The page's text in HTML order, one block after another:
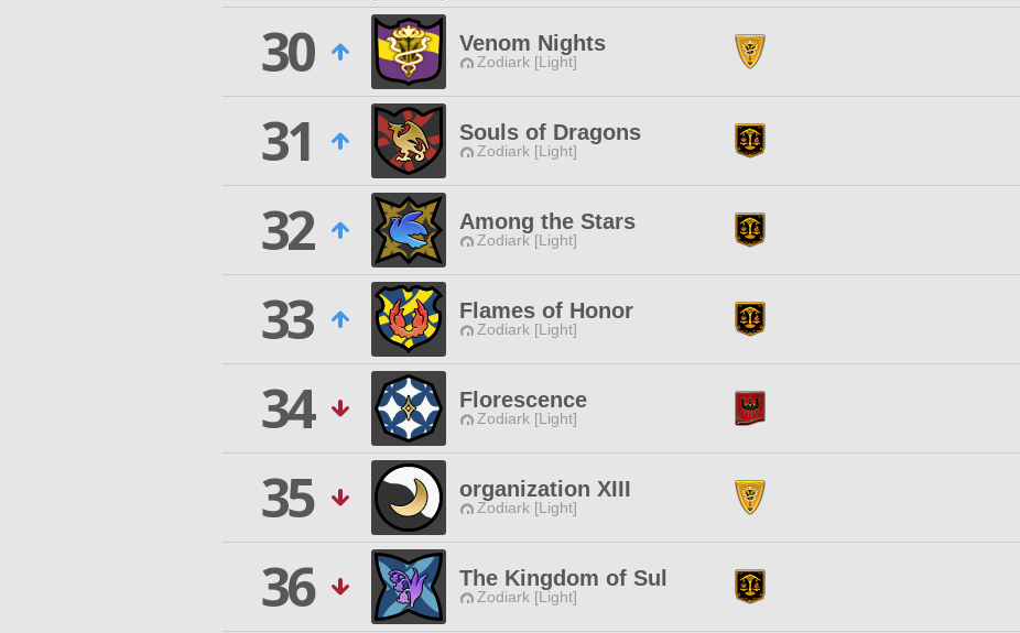
30
Venom Nights
Zodiark [Light]
31
Souls of Dragons
Zodiark [Light]
32
Among the Stars
Zodiark [Light]
33
Flames of Honor
Zodiark [Light]
34
Florescence
Zodiark [Light]
35
organization XIII
Zodiark [Light]
36
The Kingdom of Sul
Zodiark [Light]